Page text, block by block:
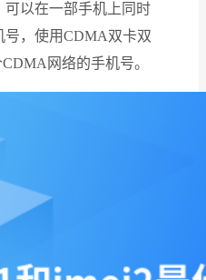
可以在一部手机上同时
号，使用CDMA双卡双
网络的手机号。